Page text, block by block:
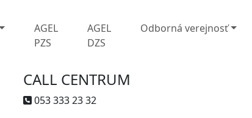
AGEL
PZS
AGEL
DZS
Odborná verejnosť
CALL CENTRUM
053 333 23 32